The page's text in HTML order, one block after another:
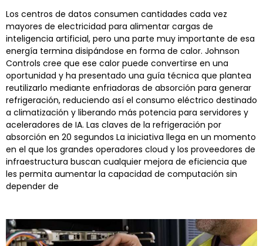
Los centros de datos consumen cantidades cada vez
mayores de electricidad para alimentar cargas de
inteligencia artificial, pero una parte muy importante de esa
energía termina disipándose en forma de calor. Johnson
Controls cree que ese calor puede convertirse en una
oportunidad y ha presentado una guía técnica que plantea
reutilizarlo mediante enfriadoras de absorción para generar
refrigeración, reduciendo así el consumo eléctrico destinado
a climatización y liberando más potencia para servidores y
aceleradores de IA. Las claves de la refrigeración por
absorción en 20 segundos La iniciativa llega en un momento
en el que los grandes operadores cloud y los proveedores de
infraestructura buscan cualquier mejora de eficiencia que
les permita aumentar la capacidad de computación sin
depender de